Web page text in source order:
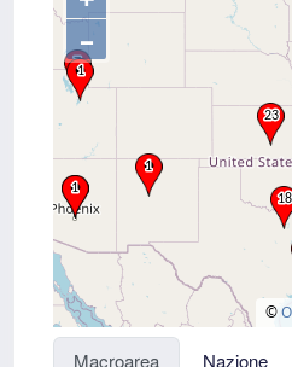
–
©
Macroarea Nazione